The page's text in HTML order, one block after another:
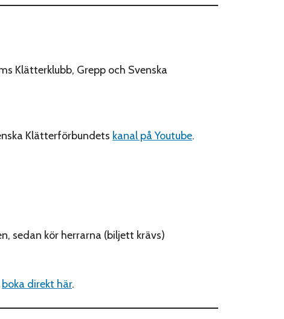
Klätterklubb, Grepp och Svenska
Klätterförbundets kanal på Youtube.
sedan kör herrarna (biljett krävs)
boka direkt här.